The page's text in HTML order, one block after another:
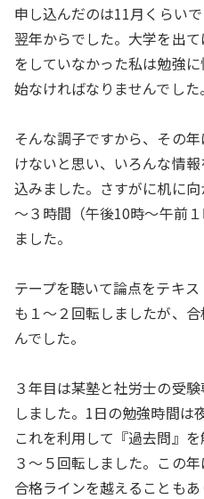
申し込んだのは11月くらい
翌年からでした。大学を出
をしていなかった私は勉強
始なければなりませんでした。
そんな調子ですから、その
けないと思い、いろんな情
込みました。さすがに机に
～３時間（午後10時～午前
ました。
テープを聴いて論点をテキス
も１～２回転しましたが、
んでした。
３年目は某塾と社労士の受
しました。1日の勉強時間は
これを利用して『過去問』
３～５回転しました。この年
合格ラインを越えることも